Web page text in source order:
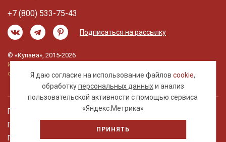
Я даю согласие на использование файловcookie,
обработкуперсональных данныхи анализ
пользовательской активности с помощью сервиса
«Яндекс.Метрика»
ПРИНЯТЬ
+7 (800) 533-75-43
Подписаться на рассылку
© «Купава», 2015-2026
Информация на сайте не является публичной
офертой.
Правовая информация
Политика обработки персональных данных
Пользовательское соглашение